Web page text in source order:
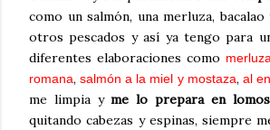
como un salmón, una merluza,
otros pescados y así ya tengo para
diferentes elaboraciones como
romana,salmón a la miel y mostaza, al
me limpia yme lo prepara en
quitando cabezas y espinas, siempre